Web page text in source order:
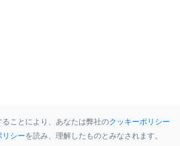
ことにより、あなたは弊社のクッキーポリシー
リシーを読み、理解したものとみなされます。